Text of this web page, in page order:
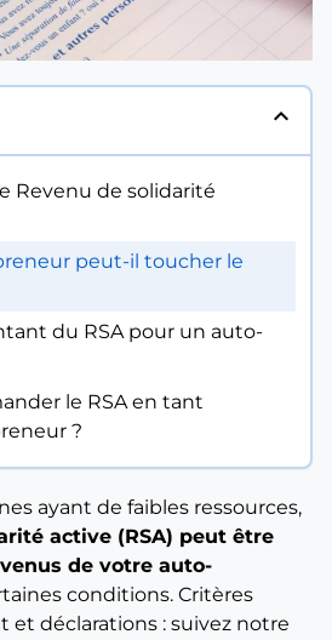
expand_less
Revenu de solidarité
peut-il toucher le
du RSA pour un auto-
le RSA en tant
?
ayant de faibles ressources,
active (RSA) peut être
de votre auto-
conditions. Critères
déclarations : suivez notre